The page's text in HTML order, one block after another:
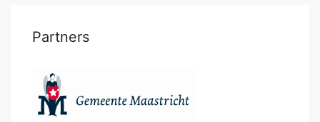
Partners